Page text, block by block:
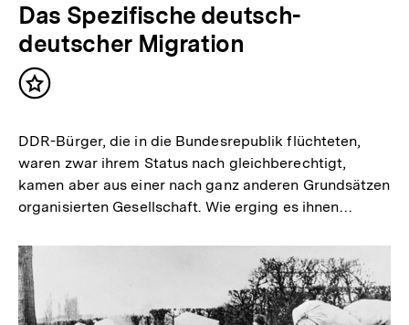
Das Spezifische deutsch-
deutscher Migration
Inhalt
DDR-Bürger, die in die Bundesrepublik flüchteten,
waren zwar ihrem Status nach gleichberechtigt,
kamen aber aus einer nach ganz anderen Grundsätzen
organisierten Gesellschaft. Wie erging es ihnen…